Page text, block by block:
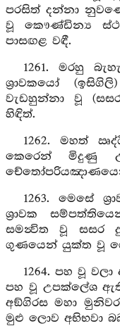
පරසිත් දන්නා
වූ කෞණ්ඩින්‍ය
පාසඟළ වඳී.
1261. මරහු
ශ්‍රාවකයෝ
වැඩහුන්නා වූ
හිඳිත්.
1262. මහත්
කෙරෙන් මිදුණු
1263. මෙසේ
ශ්‍රාවක
සමන්‍විත වූ සසර
ගුණයෙන් යුක්ත වූ
1264. පහ වූ
පහ වූ උපක්ලේශ ඇති
අඞ්ගිරස මහා
මුළු ලොව අභිභවා